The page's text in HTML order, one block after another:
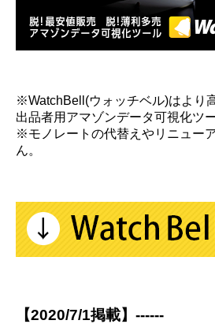
※WatchBell(ウォッチベル)はより
出品者用アマゾンデータ可視化ツ
※モノレートの代替えやリニュー
ん。
【2020/7/1掲載】------